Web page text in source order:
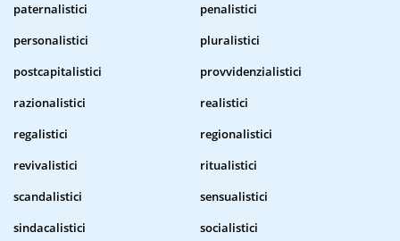
paternalistici
penalistici
personalistici
pluralistici
postcapitalistici
provvidenzialistici
razionalistici
realistici
regalistici
regionalistici
revivalistici
ritualistici
scandalistici
sensualistici
sindacalistici
socialistici